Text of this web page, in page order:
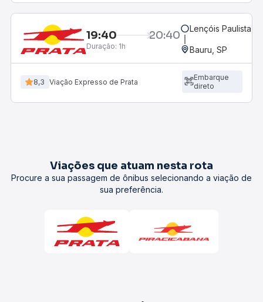
19:40 20:40
Duração: 1h
Lençóis Paulista,
Bauru, SP
8,3 Viação Expresso de Prata
Embarque
direto
Viações que atuam nesta rota
Procure a sua passagem de ônibus selecionando a viação de
sua preferência.